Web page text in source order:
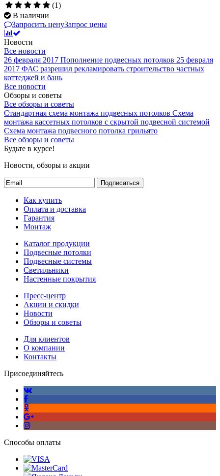
(1)
В наличии
Запросить ценуЗапрос цены
Новости
Все новости
26 февраля 2017 Пополнение подвесных потолков 25 февраля
2017 ФАС разрешил рекламировать строительство частных
коттеджей и бань
Все новости
Обзоры и советы
Все обзоры и советы
Стандартная схема монтажа подвесных потолков Схема
монтажа кассетных потолков с скрытой подвесной системой
Схема монтажа подвесного потолка грильято
Все обзоры и советы
Будьте в курсе!
Новости, обзоры и акции
Подписаться
Как купить
Оплата и доставка
Гарантия
Монтаж
Каталог продукции
Подвесные потолки
Подвесные системы
Светильники
Настенные покрытия
Пресс-центр
Акции и скидки
Новости
Обзоры и советы
Для клиентов
О компании
Контакты
Присоединяйтесь
Способы оплаты